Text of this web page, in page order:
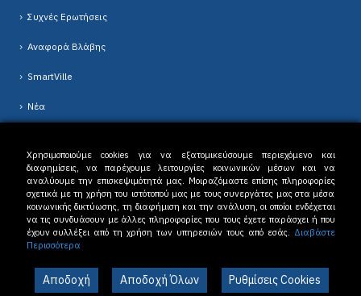
Συχνές Ερωτήσεις
Αναφορά Βλάβης
SmartVille
Νέα
Δ.Ε.Υ.Α. Δράμας © 2023. All Rights Reserved. |Όροι Χρήσης-Πολιτική
Απορρήτου
Χρησιμοποιούμε cookies για να εξατομικεύσουμε περιεχόμενο και
διαφημίσεις, να παρέχουμε λειτουργίες κοινωνικών μέσων και να
αναλύουμε την επισκεψιμότητά μας. Μοιραζόμαστε επίσης πληροφορίες
σχετικά με τη χρήση του ιστότοπού μας με τους συνεργάτες μας στα μέσα
κοινωνικής δικτύωσης, τη διαφήμιση και την ανάλυση, οι οποίοι ενδέχεται
να τις συνδυάσουν με άλλες πληροφορίες που τους έχετε παράσχει ή που
έχουν συλλέξει από τη χρήση των υπηρεσιών τους από εσάς. Διαβάστε
Περισσότερα
Αποδοχή Αποδοχή Όλων Ρυθμίσεις Cookies